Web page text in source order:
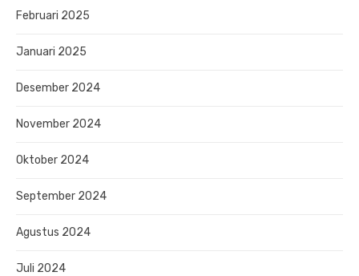
Februari 2025
Januari 2025
Desember 2024
November 2024
Oktober 2024
September 2024
Agustus 2024
Juli 2024